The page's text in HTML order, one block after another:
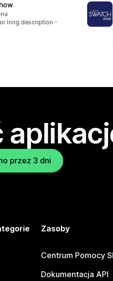
long description -
przez 3 dni
Zasoby
Centrum Pomocy
Dokumentacja API